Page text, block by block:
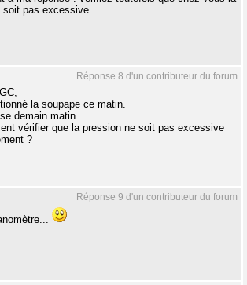
soit pas excessive.
Réponse 8 d'un contributeur du forum
la soupape ce matin.
demain matin.
vérifier que la pression ne soit pas excessive
?
Réponse 9 d'un contributeur du forum